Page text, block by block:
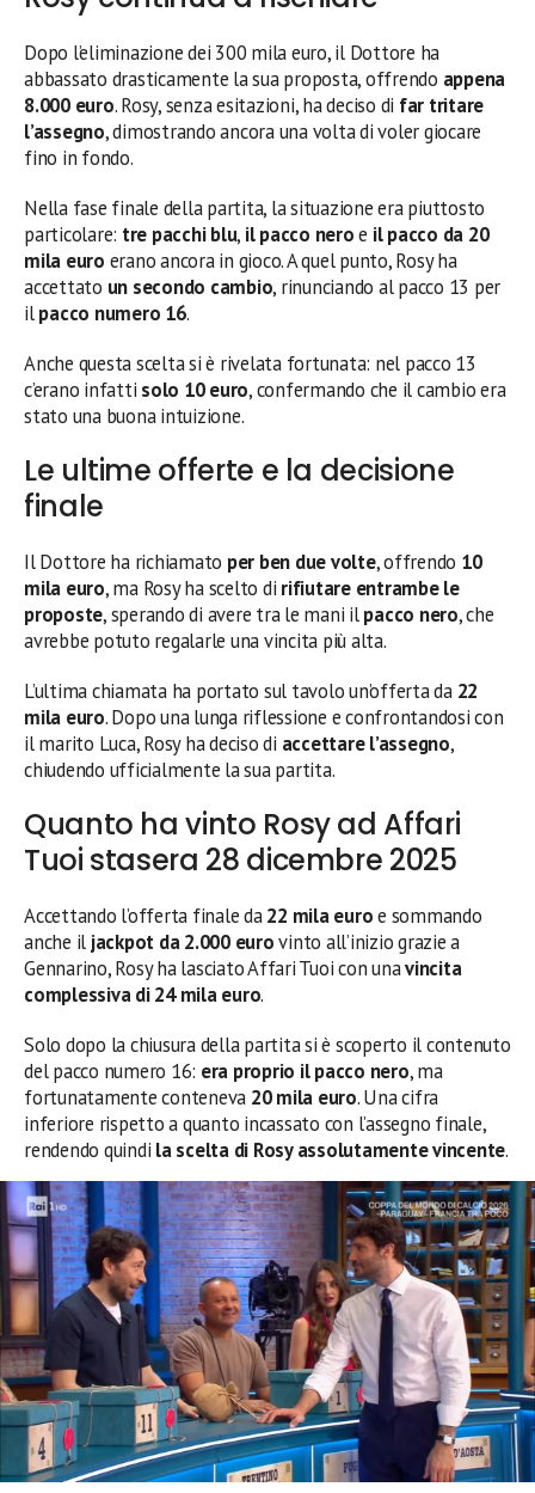
Dopo l’eliminazione dei 300 mila euro, il Dottore ha
abbassato drasticamente la sua proposta, offrendo appena
8.000 euro. Rosy, senza esitazioni, ha deciso di far tritare
l’assegno, dimostrando ancora una volta di voler giocare
fino in fondo.
Nella fase finale della partita, la situazione era piuttosto
particolare: tre pacchi blu, il pacco neroe il pacco da 20
mila euro erano ancora in gioco. A quel punto, Rosy ha
accettato un secondo cambio, rinunciando al pacco 13 per
ilpacco numero 16.
Anche questa scelta si è rivelata fortunata: nel pacco 13
c’erano infatti solo 10 euro, confermando che il cambio era
stato una buona intuizione.
Le ultime offerte e la decisione
finale
Il Dottore ha richiamato per ben due volte, offrendo 10
mila euro, ma Rosy ha scelto di rifiutare entrambe le
proposte, sperando di avere tra le mani ilpacco nero, che
avrebbe potuto regalarle una vincita più alta.
L’ultima chiamata ha portato sul tavolo un’offerta da 22
mila euro. Dopo una lunga riflessione e confrontandosi con
il marito Luca, Rosy ha deciso di accettare l’assegno,
chiudendo ufficialmente la sua partita.
Quanto ha vinto Rosy ad Affari
Tuoi stasera 28 dicembre 2025
Accettando l’offerta finale da22 mila euroe sommando
anche il jackpot da 2.000 eurovinto all’inizio grazie a
Gennarino, Rosy ha lasciato Affari Tuoi con unavincita
complessiva di 24 mila euro.
Solo dopo la chiusura della partita si è scoperto il contenuto
del pacco numero 16: era proprio il pacco nero, ma
fortunatamente conteneva 20 mila euro. Una cifra
inferiore rispetto a quanto incassato con l’assegno finale,
rendendo quindi la scelta di Rosy assolutamente vincente.